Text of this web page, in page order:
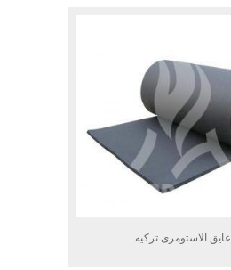
عایق الاستومری ترکیه